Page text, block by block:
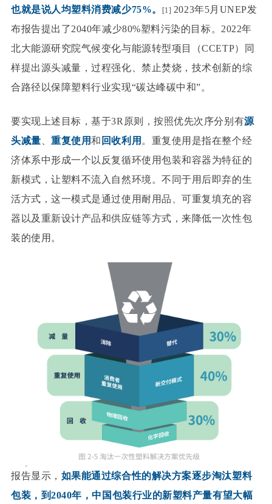
也就是说人均塑料消费减少75%。
[1] 2023年5月UNEP发
布报告提出了2040年减少80%塑料污染的目标。2022年
北大能源研究院气候变化与能源转型项目（CCETP）同
样提出源头减量，过程强化、禁止焚烧，技术创新的综
合路径以保障塑料行业实现“碳达峰碳中和”。
要实现上述目标，基于3R原则，按照优先次序分别有源
头减量 、重复使用和 回收利用 。重复使用是指在整个经
济体系中形成一个以反复循环使用包装和容器为特征的
新模式，让塑料不流入自然环境。不同于用后即弃的生
活方式，这一模式是通过使用耐用品、可重复填充的容
器以及重新设计产品和供应链等方式，来降低一次性包
装的使用。
报告显示， 如果能通过综合性的解决方案逐步淘汰塑料
包装，到2040年，中国包装行业的新塑料产量有望大幅